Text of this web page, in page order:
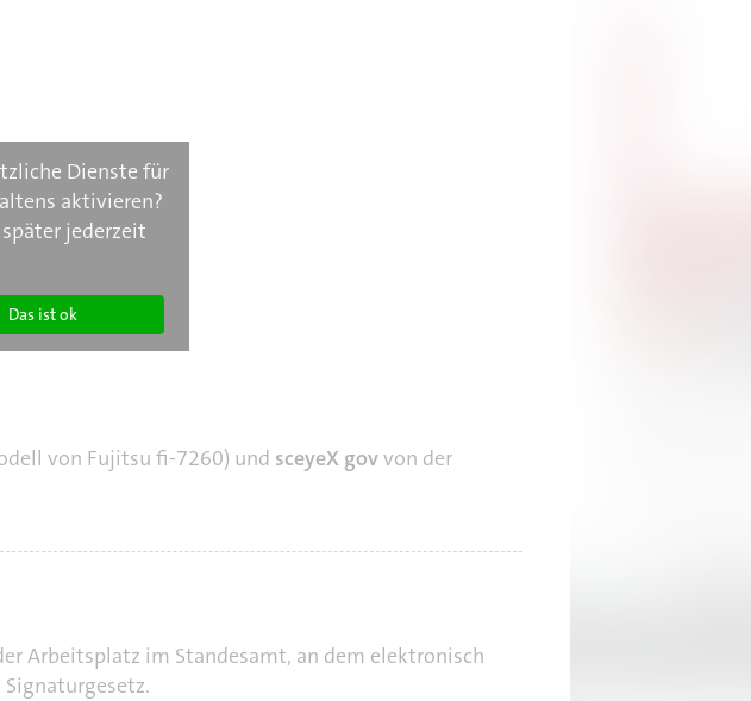
von Fujitsu fi-7260) und sceyeX govvon der
Arbeitsplatz im Standesamt, an dem elektronisch
Dienste für
aktivieren?
jederzeit
Das ist ok